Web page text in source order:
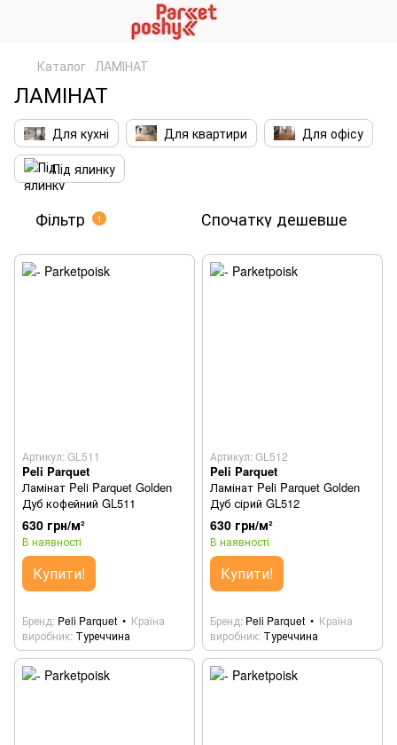
Каталог ЛАМІНАТ
ЛАМІНАТ
Для кухні Для квартири
Для офісу
Під ялинку
Фільтр 1 Спочатку дешевше
Артикул: GL511
Peli Parquet
Ламінат Peli Parquet Golden
Дуб кофейний GL511
630 грн/м²
В наявності
Купити!
Бренд Peli Parquet
Країна
виробник Туреччина
Артикул: GL512
Peli Parquet
Ламінат Peli Parquet Golden
Дуб сірий GL512
630 грн/м²
В наявності
Купити!
Бренд Peli Parquet
Країна
виробник Туреччина